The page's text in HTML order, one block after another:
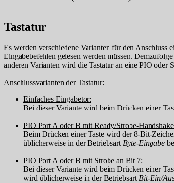
Tastatur
Es werden verschiedene Varianten für den Anschluss
Eingabebefehlen gelesen werden müssen.
anderen Varianten wird die Tastatur an eine PIO oder
Anschlussvarianten der Tastatur:
Einfaches Eingabetor:
Bei dieser Variante wird beim Drücken einer
PIO Port A oder B mit Ready/Strobe-
Beim Drücken einer Taste wird der 8-Bit-
üblicherweise in der Betriebsart Byte-Eingabe
PIO Port A oder B mit Strobe an Bit 7:
Bei dieser Variante wird beim Drücken einer
wird üblicherweise in der Betriebsart Bit-Ein/